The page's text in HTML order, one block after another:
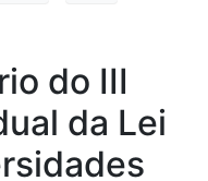
do III
da Lei